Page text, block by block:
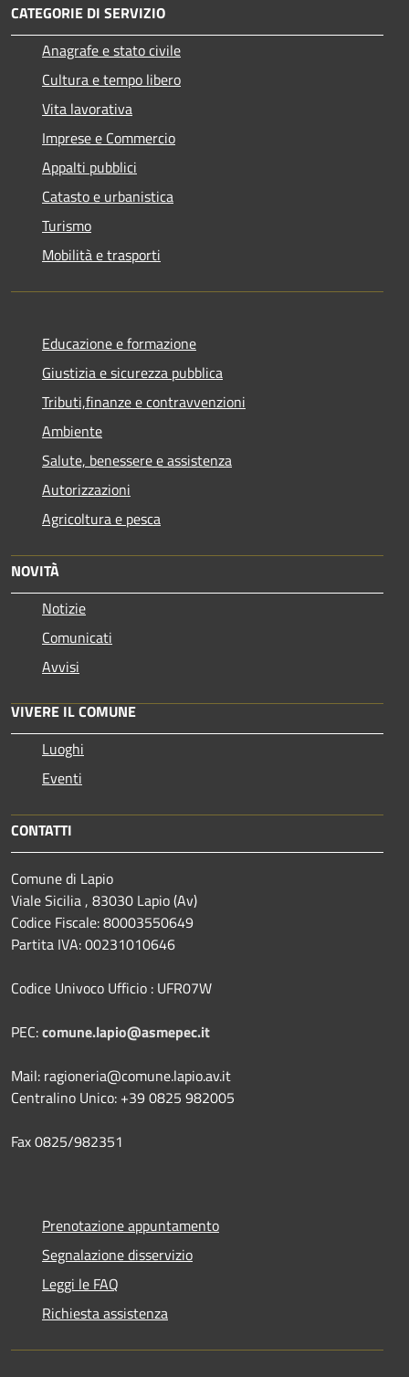
CATEGORIE DI SERVIZIO
Anagrafe e stato civile
Cultura e tempo libero
Vita lavorativa
Imprese e Commercio
Appalti pubblici
Catasto e urbanistica
Turismo
Mobilità e trasporti
Educazione e formazione
Giustizia e sicurezza pubblica
Tributi,finanze e contravvenzioni
Ambiente
Salute, benessere e assistenza
Autorizzazioni
Agricoltura e pesca
NOVITÀ
Notizie
Comunicati
Avvisi
VIVERE IL COMUNE
Luoghi
Eventi
CONTATTI
Comune di Lapio
Viale Sicilia , 83030 Lapio (Av)
Codice Fiscale: 80003550649
Partita IVA: 00231010646
Codice Univoco Ufficio : UFR07W
PEC:comune.lapio@asmepec.it
Mail: ragioneria@comune.lapio.av.it
Centralino Unico: +39 0825 982005
Fax 0825/982351
Prenotazione appuntamento
Segnalazione disservizio
Leggi le FAQ
Richiesta assistenza